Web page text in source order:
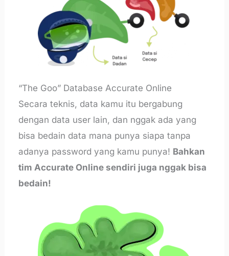
“The Goo” Database Accurate Online
Secara teknis, data kamu itu bergabung
dengan data user lain, dan nggak ada yang
bisa bedain data mana punya siapa tanpa
adanya password yang kamu punya! Bahkan
tim Accurate Online sendiri juga nggak bisa
bedain!